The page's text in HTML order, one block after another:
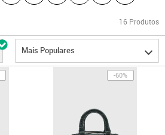
16 Produtos
Mais Populares
-60%